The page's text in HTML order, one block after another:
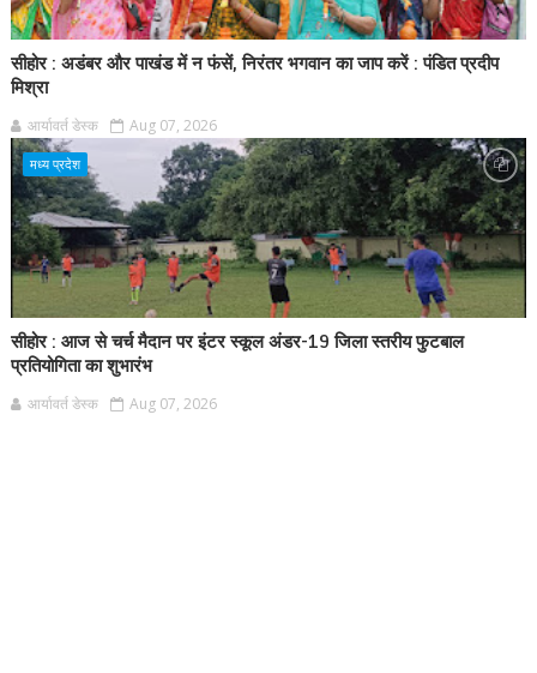
सीहोर : अडंबर और पाखंड में न फंसें, निरंतर भगवान का जाप करें : पंडित प्रदीप
मिश्रा
आर्यावर्त डेस्क Aug 07, 2026
मध्य प्रदेश
सीहोर : आज से चर्च मैदान पर इंटर स्कूल अंडर-19 जिला स्तरीय फुटबाल
प्रतियोगिता का शुभारंभ
आर्यावर्त डेस्क Aug 07, 2026